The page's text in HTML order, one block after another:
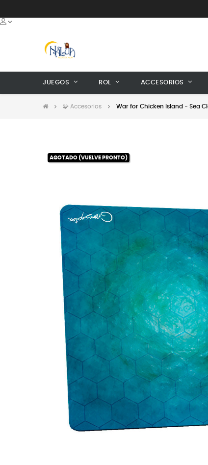
JUEGOS ROL ACCESORIOS
🧩 Accesorios War for Chicken Island - Sea
AGOTADO (VUELVE PRONTO)